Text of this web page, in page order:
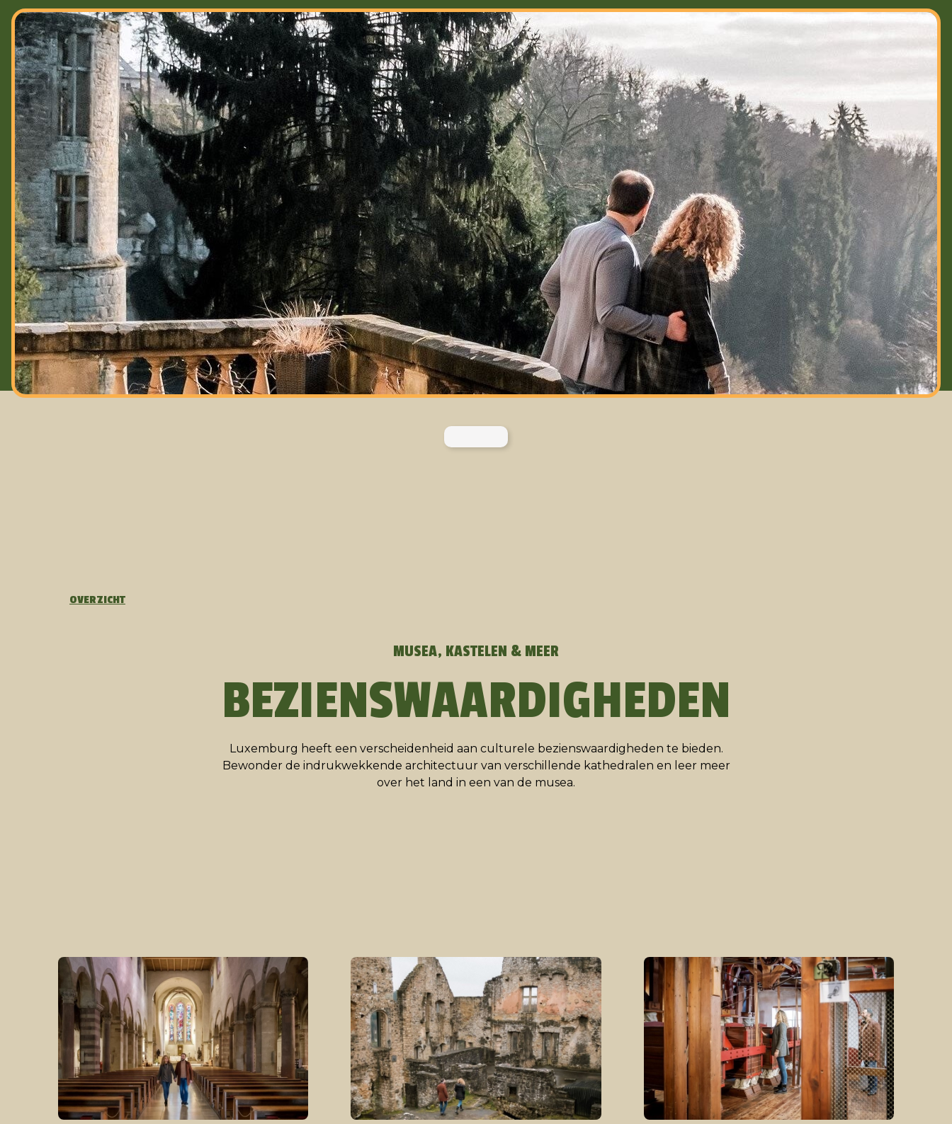
OVERZICHT
MUSEA, KASTELEN & MEER
BEZIENSWAARDIGHEDEN
Luxemburg heeft een verscheidenheid aan culturele bezienswaardigheden te bieden.
Bewonder de indrukwekkende architectuur van verschillende kathedralen en leer meer
over het land in een van de musea.